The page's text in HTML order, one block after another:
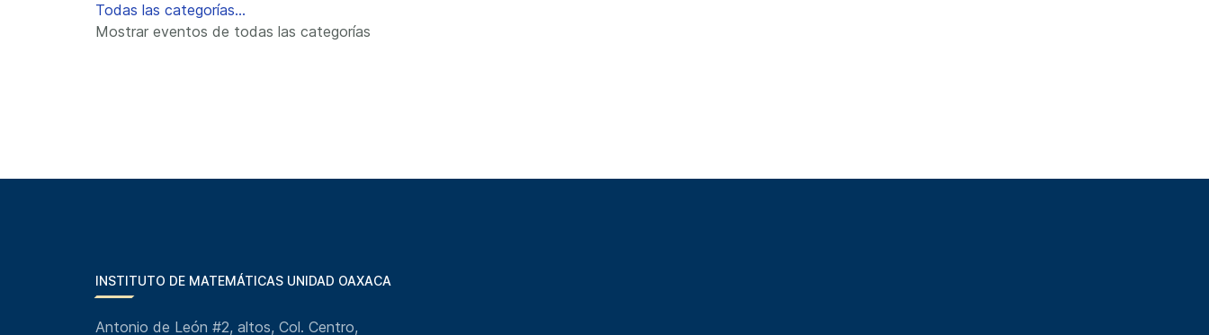
Todas las categorías...
Mostrar eventos de todas las categorías
INSTITUTO DE MATEMÁTICAS UNIDAD OAXACA
Antonio de León #2, altos, Col. Centro,